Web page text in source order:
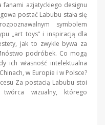
fanami azjatyckiego designu
postać Labubu stała się
symbolem
„art toys” i inspiracją dla
jak to zwykle bywa za
podróbek. Co mogą
ich własność intelektualna
w Europie i w Polsce?
Za postacią Labubu stoi
wizualny, którego